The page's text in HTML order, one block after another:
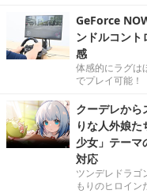
GeForce
ンドルコント
感
体感的にラグは
でプレイ可能！
クーデレから
りな人外娘
少女」テーマ
対応
ツンデレドラゴ
もりのヒロイン